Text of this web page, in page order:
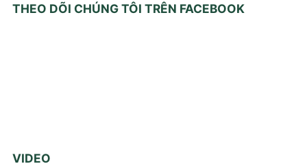
THEO DÕI CHÚNG TÔI TRÊN FACEBOOK
VIDEO